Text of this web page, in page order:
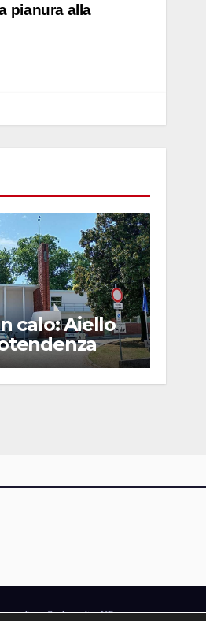
pianura alla
calo: Aiello
policy · Cookie policy UE